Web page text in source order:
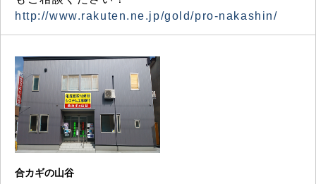
http://www.rakuten.ne.jp/gold/pro-nakashin/
合カギの山谷